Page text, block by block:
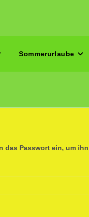
Sommerurlaube
Passwort ein, um